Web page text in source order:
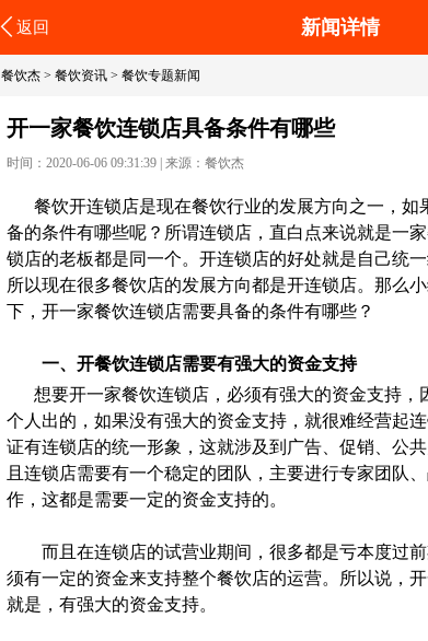
返回 新闻详情
餐饮杰 > 餐饮资讯 > 餐饮专题新闻
开一家餐饮连锁店具备条件有哪些
时间：2020-06-06 09:31:39 来源：餐饮杰
餐饮开连锁店是现在餐饮行业的发展方向之一，如
备的条件有哪些呢？所谓连锁店，直白点来说就是一
锁店的老板都是同一个。开连锁店的好处就是自己统
所以现在很多餐饮店的发展方向都是开连锁店。那么
下，开一家餐饮连锁店需要具备的条件有哪些？
一、开餐饮连锁店需要有强大的资金支持
想要开一家餐饮连锁店，必须有强大的资金支持，
个人出的，如果没有强大的资金支持，就很难经营起
证有连锁店的统一形象，这就涉及到广告、促销、公
且连锁店需要有一个稳定的团队，主要进行专家团队
作，这都是需要一定的资金支持的。
而且在连锁店的试营业期间，很多都是亏本度过前
须有一定的资金来支持整个餐饮店的运营。所以说，
就是，有强大的资金支持。